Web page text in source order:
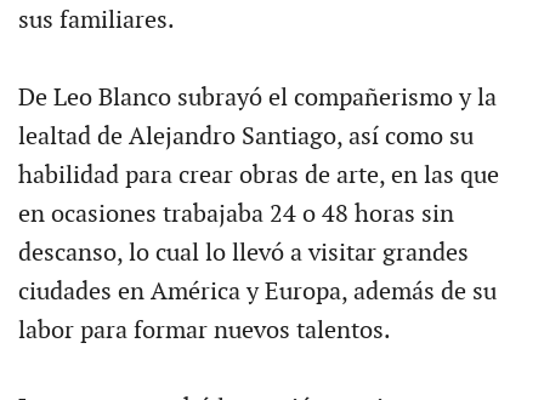
sus familiares.
De Leo Blanco subrayó el compañerismo y la
lealtad de Alejandro Santiago, así como su
habilidad para crear obras de arte, en las que
en ocasiones trabajaba 24 o 48 horas sin
descanso, lo cual lo llevó a visitar grandes
ciudades en América y Europa, además de su
labor para formar nuevos talentos.